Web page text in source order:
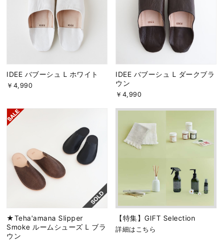
IDEE バブーシュ L ホワイト
￥4,990
IDEE バブーシュ L ダークブラ
ウン
￥4,990
★Teha'amana Slipper
Smoke ルームシューズ L ブラ
ウン
【特集】GIFT Selection
詳細はこちら